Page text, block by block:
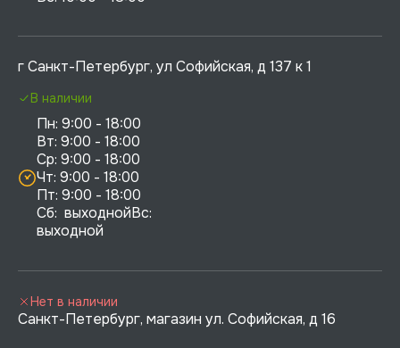
г Санкт-Петербург, ул Софийская, д 137 к 1
Пн: 9:00 - 18:00
Вт: 9:00 - 18:00
Ср: 9:00 - 18:00
Чт: 9:00 - 18:00
Пт: 9:00 - 18:00
Сб:  выходнойВс:
выходной
В наличии
Санкт-Петербург, магазин ул. Софийская, д 16
Нет в наличии